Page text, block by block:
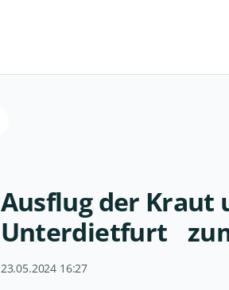
Ausflug der Kraut
Unterdietfurt
23.05.2024 16:27